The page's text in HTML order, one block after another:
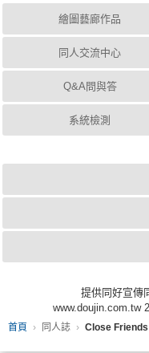
首頁 同人誌 Close Friends
繪圖藝廊作品
同人交流中心
Q&A問與答
系統檢測
提供同好宣傳
www.doujin.com.tw